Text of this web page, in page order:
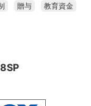
贈与
教育資金